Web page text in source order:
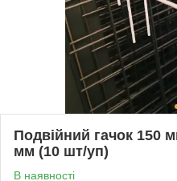
Подвійний гачок 150
мм (10 шт/уп)
В наявності